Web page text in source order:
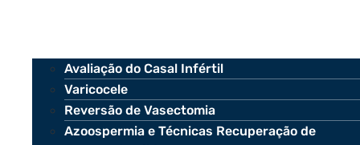
Avaliação do Casal Infértil
Varicocele
Reversão de Vasectomia
Azoospermia e Técnicas Recuperação de